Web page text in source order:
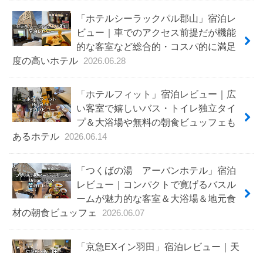
「ホテルシーラックパル郡山」宿泊レ
ビュー｜車でのアクセス前提だが機能
的な客室など総合的・コスパ的に満足
度の高いホテル
2026.06.28
「ホテルフィット」宿泊レビュー｜広
い客室で嬉しいバス・トイレ独立タイ
プ＆大浴場や無料の朝食ビュッフェも
あるホテル
2026.06.14
「つくばの湯 アーバンホテル」宿泊
レビュー｜コンパクトで寛げるバスル
ームが魅力的な客室＆大浴場＆地元食
材の朝食ビュッフェ
2026.06.07
「京急EXイン羽田」宿泊レビュー｜天